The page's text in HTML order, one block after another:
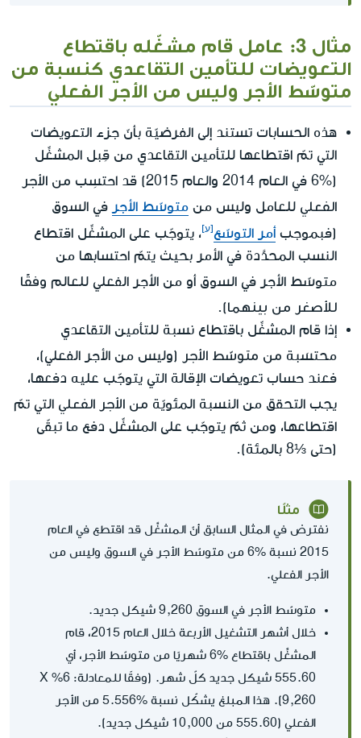
مثال 3: عامل قام مشغّله باقتطاع
التعويضات للتأمين التقاعدي كنسبة من
متوسّط الأجر وليس من الأجر الفعلي
هذه الحسابات تستند إلى الفرضيّة بأنّ جزء التعويضات
التي تمّ اقتطاعها للتأمين التقاعدي من قِبل المشغِّل
(%6 في العام 2014 والعام 2015) قد احتسِب
من الأجر
الفعلي للعامل وليس من متوسّط الأجر في السوق
(فبموجب أمر التوسّع
، يتوجّب على المشغِّل اقتطاع
النسب المحدَّدة في الأمر بحيث يتمّ احتسابها من
متوسّط الأجر في السوق أو من الأجر الفعلي للعالم وفقًا
للأصغر من بينهما).
إذا قام المشغِّل باقتطاع نسبة للتأمين التقاعدي
محتسَبة من متوسّط الأجر
(وليس من الأجر الفعلي)،
فعند حساب تعويضات الإقالة التي يتوجّب عليه دفعها،
يجب التحقق من النسبة المئويّة من الأجر الفعلي التي تمّ
اقتطاعها، ومن ثمّ يتوجّب على المشغِّل دفع ما تبقّى
(حتى ⅓8 بالمئة).
مثلًا
نفترض في المثال السابق أنّ المشغِّل قد اقتطع في العام
2015 نسبة %6 من متوسّط الأجر في السوق وليس من
الأجر الفعلي.
متوسّط الأجر في السوق 9,260 شيكل جديد.
خلال أشهر التشغيل الأربعة خلال العام 2015، قام
المشغِّل باقتطاع %6 شهريًا من متوسّط الأجر، أي
9,260). هذا المبلغ يشكّل نسبة %5.556 من الأجر
الفعلي (555.60 من 10,000 شيكل جديد).